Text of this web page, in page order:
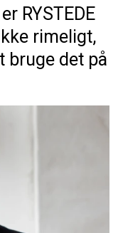
RYSTEDE
rimeligt,
bruge det på